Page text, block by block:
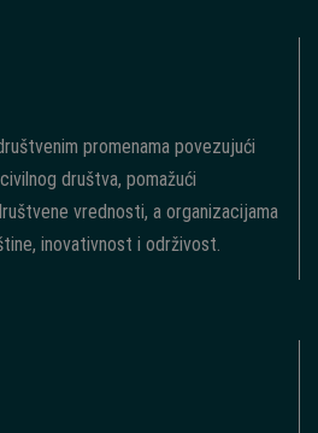
promenama povezujući
društva, pomažući
vrednosti, a organizacijama
inovativnost i održivost.